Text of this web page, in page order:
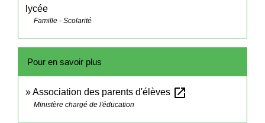
lycée
Famille - Scolarité
Pour en savoir plus
Association des parents d'élèves open_in_new
Ministère chargé de l'éducation